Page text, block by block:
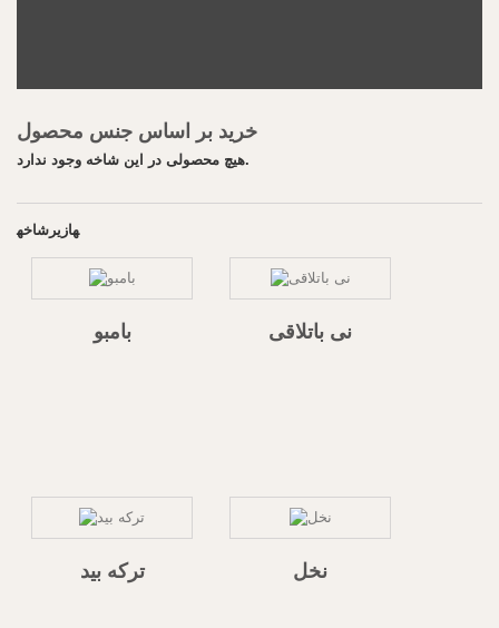
هیچ محصولی در این شاخه وجود ندارد.
زیرشاخه‎ها
بامبو نی باتلاقی
ترکه بید نخل